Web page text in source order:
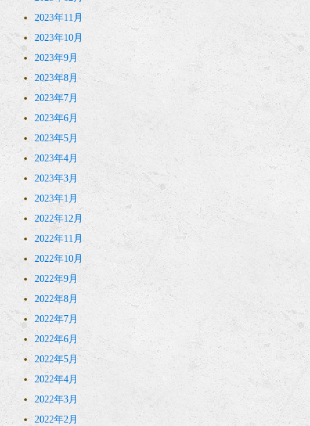
2023年11月
2023年10月
2023年9月
2023年8月
2023年7月
2023年6月
2023年5月
2023年4月
2023年3月
2023年1月
2022年12月
2022年11月
2022年10月
2022年9月
2022年8月
2022年7月
2022年6月
2022年5月
2022年4月
2022年3月
2022年2月